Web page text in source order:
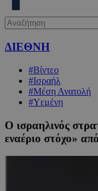
ΔΙΕΘΝΗ
#Βίντεο
#Ισραήλ
#Μέση Ανατολή
#Υεμένη
Ο ισραηλινός
εναέριο στόχο»